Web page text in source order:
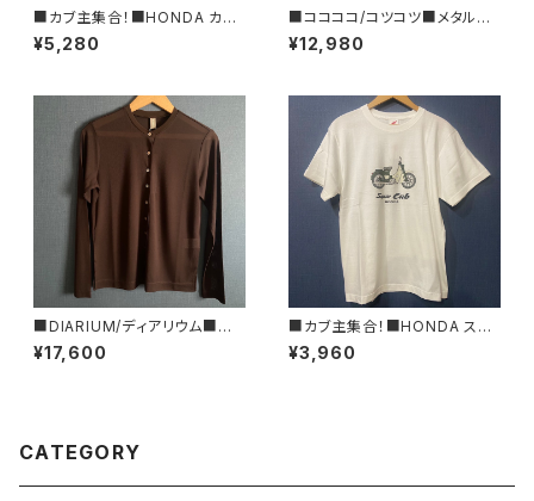
■カブ主集合！■HONDA カブ
Tシャツ三羽烏■GIFTにもオス
スメ
¥5,280
■ココココ/コツコツ■メタルカ
ラー・フラットシューズ■MADE I
N JAPAN
¥12,980
■DIARIUM/ディアリウム■シ
アー・ストライプ・カーディガン■
初秋新作！■MADE IN JAPAN
¥17,600
■カブ主集合！■HONDA スー
パーカブTシャツ/グリーン■GI
FTにもオススメ
¥3,960
CATEGORY